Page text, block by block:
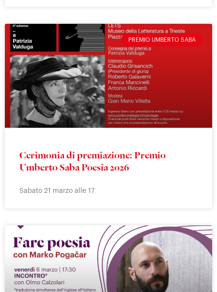
PREMIO UMBERTO SABA
Cerimonia di premiazione: Premio
Umberto Saba Poesia 2026
Sabato 21 marzo alle 17